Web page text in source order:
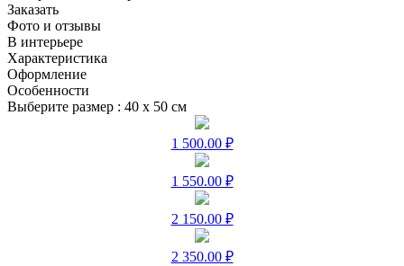
Заказать
Фото и отзывы
В интерьере
Характеристика
Оформление
Особенности
Выберите размер : 40 х 50 см
1 500.00 ₽
1 550.00 ₽
2 150.00 ₽
2 350.00 ₽